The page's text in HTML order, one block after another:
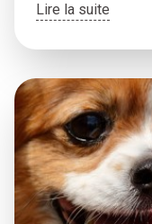
Lire la suite